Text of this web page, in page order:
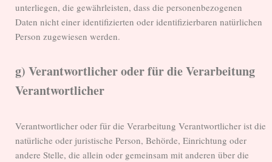
unterliegen, die gewährleisten, dass die personenbezogenen
Daten nicht einer identifizierten oder identifizierbaren natürlichen
Person zugewiesen werden.
g) Verantwortlicher oder für die Verarbeitung
Verantwortlicher
Verantwortlicher oder für die Verarbeitung Verantwortlicher ist die
natürliche oder juristische Person, Behörde, Einrichtung oder
andere Stelle, die allein oder gemeinsam mit anderen über die